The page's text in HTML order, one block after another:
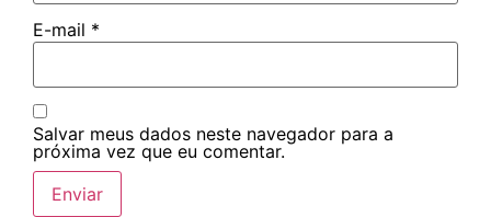
E-mail *
Salvar meus dados neste navegador para a
próxima vez que eu comentar.